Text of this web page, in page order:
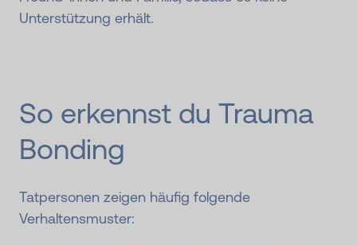
Unterstützung erhält.
So erkennst du Trauma
Bonding
Tatpersonen zeigen häufig folgende
Verhaltensmuster: